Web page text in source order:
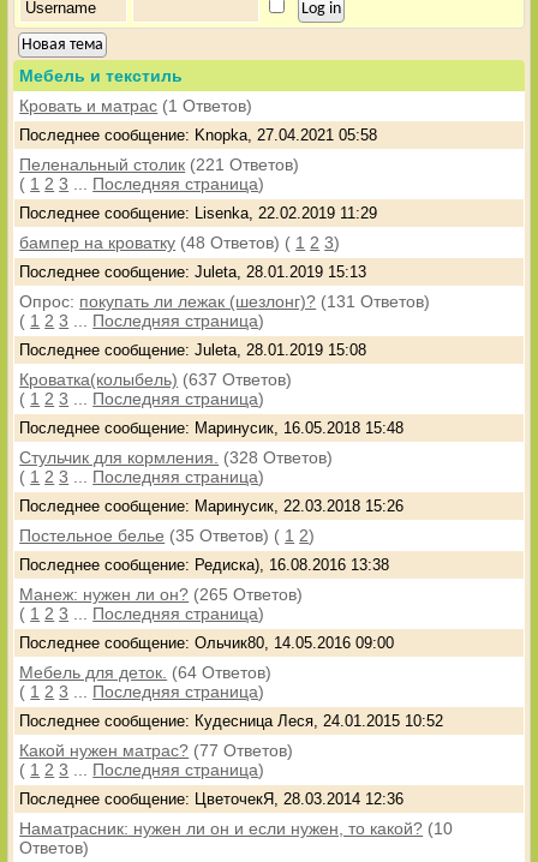
Новая тема
Мебель и текстиль
Кровать и матрас (1 Ответов)
Последнее сообщение: Knopka, 27.04.2021 05:58
Пеленальный столик (221 Ответов)
( 1 2 3 Последняя страница)
Последнее сообщение: Lisenka, 22.02.2019 11:29
бампер на кроватку (48 Ответов) ( 1 2 3)
Последнее сообщение: Juleta, 28.01.2019 15:13
Опрос: покупать ли лежак (шезлонг)? (131 Ответов)
( 1 2 3 Последняя страница)
Последнее сообщение: Juleta, 28.01.2019 15:08
Кроватка(колыбель) (637 Ответов)
( 1 2 3 Последняя страница)
Последнее сообщение: Маринусик, 16.05.2018 15:48
Стульчик для кормления.
(328 Ответов)
( 1 2 3 Последняя страница)
Последнее сообщение: Маринусик, 22.03.2018 15:26
Постельное белье (35 Ответов) ( 1 2)
Последнее сообщение: Редиска), 16.08.2016 13:38
Манеж: нужен ли он? (265 Ответов)
( 1 2 3 Последняя страница)
Последнее сообщение: Ольчик80, 14.05.2016 09:00
Мебель для деток. (64 Ответов)
( 1 2 3 Последняя страница)
Последнее сообщение: Кудесница Леся, 24.01.2015 10:52
Какой нужен матрас? (77 Ответов)
( 1 2 3 Последняя страница)
Последнее сообщение: ЦветочекЯ, 28.03.2014 12:36
Наматрасник: нужен ли он и если нужен, то какой? (10
Ответов)